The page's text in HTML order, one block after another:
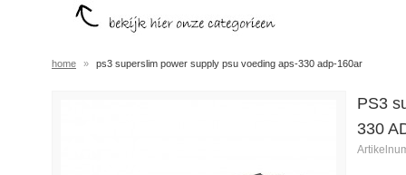
home » ps3 superslim power supply psu voeding aps-330 adp-160ar
PS3
330